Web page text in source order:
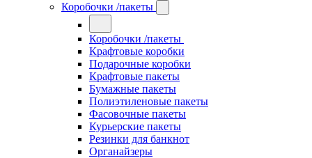
Коробочки /пакеты
Коробочки /пакеты
Крафтовые коробки
Подарочные коробки
Крафтовые пакеты
Бумажные пакеты
Полиэтиленовые пакеты
Фасовочные пакеты
Курьерские пакеты
Резинки для банкнот
Органайзеры